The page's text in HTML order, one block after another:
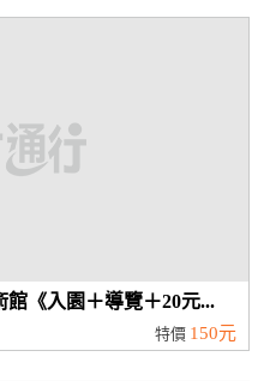
《入園＋導覽＋20元...
特價 150元